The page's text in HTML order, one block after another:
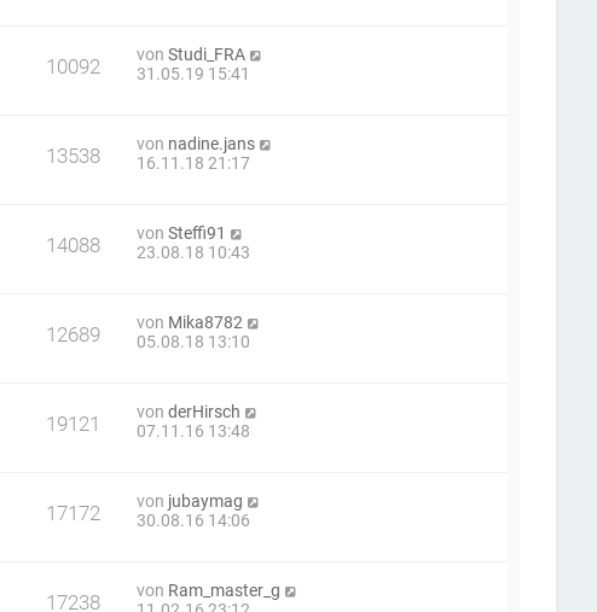
10092 vonStudi_FRA
31.05.19 15:41
13538 von nadine.jans
16.11.18 21:17
14088 vonSteffi91
23.08.18 10:43
12689 von Mika8782
05.08.18 13:10
19121 vonderHirsch
07.11.16 13:48
17172 von jubaymag
30.08.16 14:06
17238 von Ram_master_g